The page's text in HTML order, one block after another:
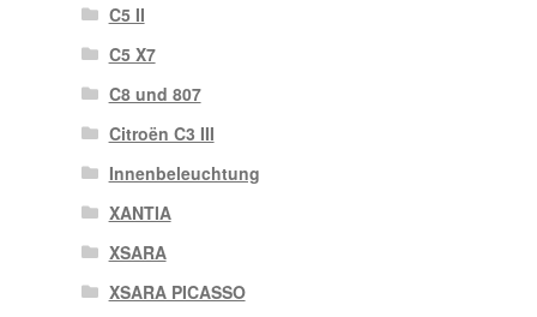
C5 II
C5 X7
C8 und 807
Citroën C3 III
Innenbeleuchtung
XANTIA
XSARA
XSARA PICASSO